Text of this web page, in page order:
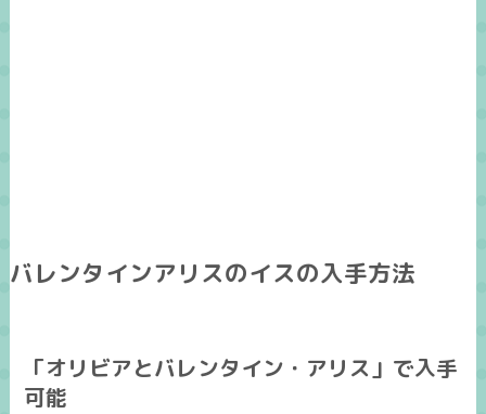
バレンタインアリスのイスの入手方法
「オリビアとバレンタイン・アリス」で入手
可能